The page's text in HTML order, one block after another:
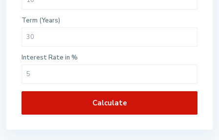
Term (Years)
Interest Rate in %
Calculate